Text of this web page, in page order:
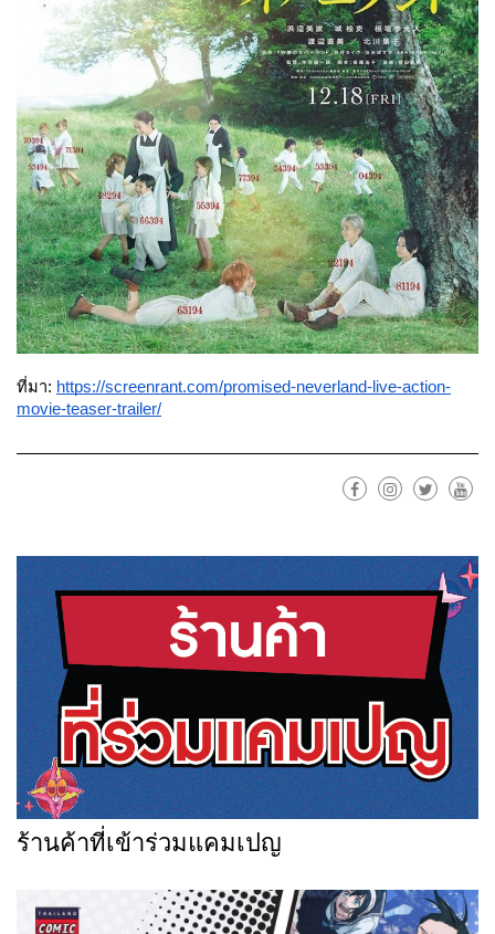
ที่มา: https://screenrant.com/promised-neverland-live-action-
movie-teaser-trailer/
ร้านค้าที่เข้าร่วมแคมเปญ